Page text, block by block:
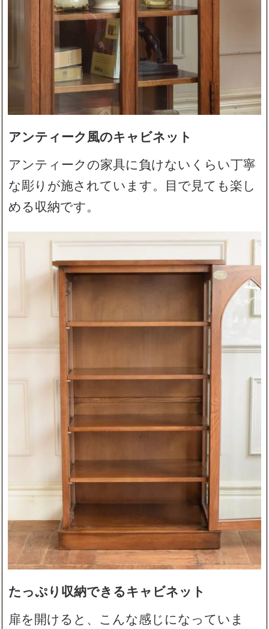
アンティーク風のキャビネット
アンティークの家具に負けないくらい丁寧
な彫りが施されています。目で見ても楽し
める収納です。
たっぷり収納できるキャビネット
扉を開けると、こんな感じになっていま